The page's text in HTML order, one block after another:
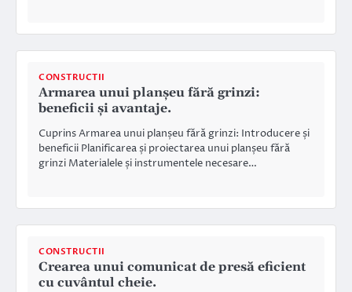
CONSTRUCTII
Armarea unui planșeu fără grinzi:
beneficii și avantaje.
Cuprins Armarea unui planșeu fără grinzi: Introducere și
beneficii Planificarea și proiectarea unui planșeu fără
grinzi Materialele și instrumentele necesare…
CONSTRUCTII
Crearea unui comunicat de presă eficient
cu cuvântul cheie.